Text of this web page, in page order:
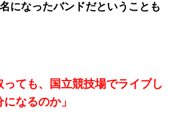
になったバンドだということも
っても、国立競技場でライブし
なるのか」